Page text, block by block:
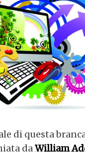
di questa
da William